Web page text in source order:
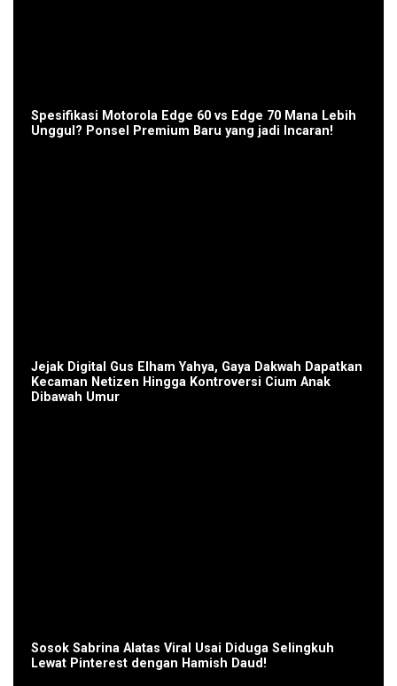
Spesifikasi Motorola Edge 60 vs Edge 70 Mana Lebih
Unggul? Ponsel Premium Baru yang jadi Incaran!
Jejak Digital Gus Elham Yahya, Gaya Dakwah Dapatkan
Kecaman Netizen Hingga Kontroversi Cium Anak
Dibawah Umur
Sosok Sabrina Alatas Viral Usai Diduga Selingkuh
Lewat Pinterest dengan Hamish Daud!